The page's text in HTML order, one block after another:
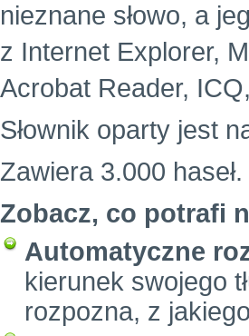
nieznane słowo, a
z Internet Explorer,
Acrobat Reader,
Słownik oparty jest
Zawiera 3.000 haseł.
Zobacz, co potrafi
Automatyczne
kierunek swojego
rozpozna, z